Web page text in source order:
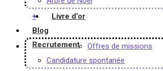
+
Livre d’or
Blog
Recrutement
Offres de missions
Candidature spontanée